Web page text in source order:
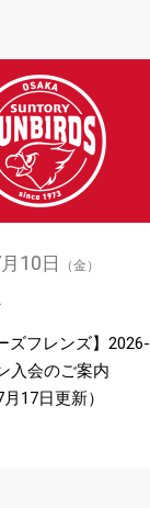
月 10 日 （金）
ズフレンズ】2026-
入会のご案内
月17日更新）